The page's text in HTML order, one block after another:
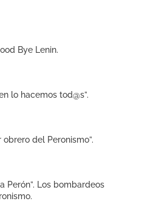
Bye Lenin.
lo hacemos tod@s”.
obrero del Peronismo”.
Perón”. Los bombardeos